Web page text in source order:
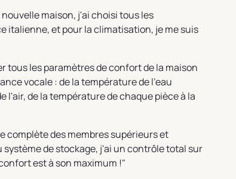
maison, j'ai choisi tous les
italienne, et pour la climatisation, je me suis
tous les paramètres de confort de la maison
vocale : de la température de l'eau
l'air, de la température de chaque pièce à la
complète des membres supérieurs et
de stockage, j'ai un contrôle total sur
est à son maximum !"